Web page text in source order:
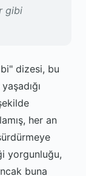
gibi
dizesi, bu
her an
yorgunluğu,
buna